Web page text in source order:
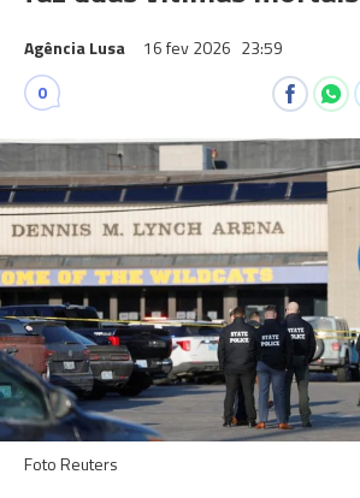
Agência Lusa 16 fev 2026 23:59
0
Foto Reuters